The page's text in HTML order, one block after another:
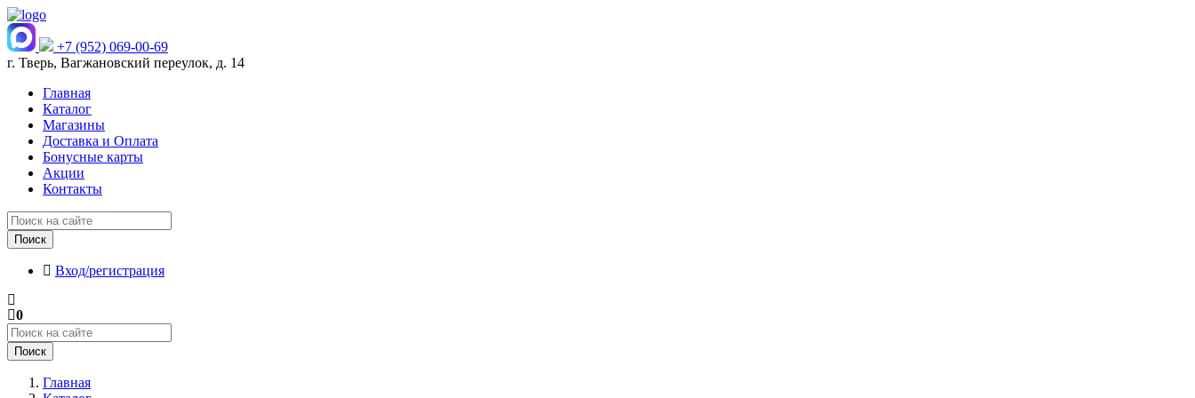
+7 (952) 069-00-69
г. Тверь, Вагжановский переулок, д. 14
Главная
Каталог
Магазины
Доставка и Оплата
Бонусные карты
Акции
Контакты
Поиск
Вход/регистрация
0
Поиск
Главная